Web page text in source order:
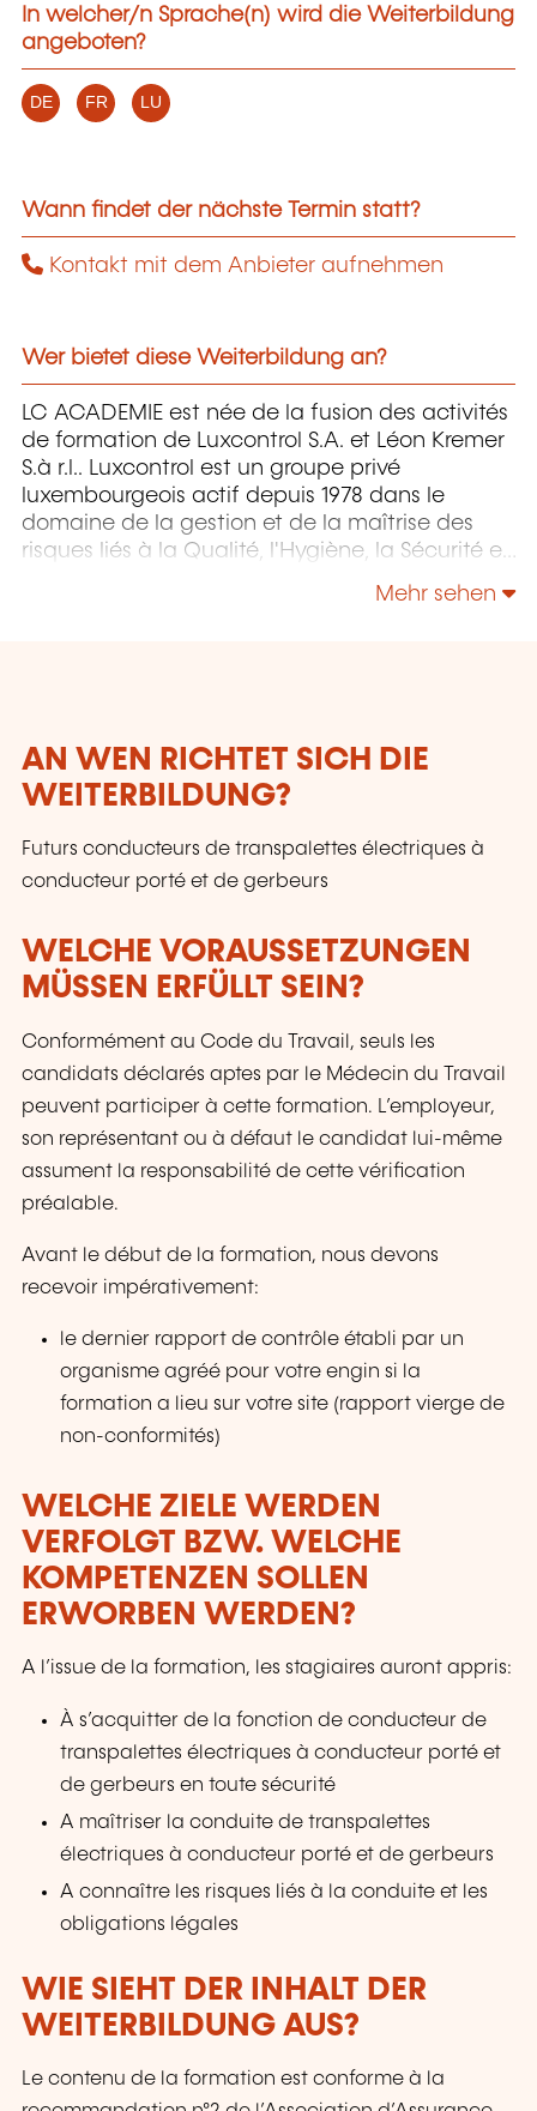
In welcher/n Sprache(n) wird die Weiterbildung
angeboten?
DE FR LU
Wann findet der nächste Termin statt?
Kontakt mit dem Anbieter aufnehmen
Wer bietet diese Weiterbildung an?
LC ACADEMIE est née de la fusion des activités
de formation de Luxcontrol S.A. et Léon Kremer
S.à r.l.. Luxcontrol est un groupe privé
luxembourgeois actif depuis 1978 dans le
domaine de la gestion et de la maîtrise des
risques liés à la Qualité, l'Hygiène, la Sécurité et
Mehr sehen
AN WEN RICHTET SICH DIE
WEITERBILDUNG?
Futurs conducteurs de transpalettes électriques à
conducteur porté et de gerbeurs
WELCHE VORAUSSETZUNGEN
MÜSSEN ERFÜLLT SEIN?
Conformément au Code du Travail, seuls les
candidats déclarés aptes par le Médecin du Travail
peuvent participer à cette formation. L’employeur,
son représentant ou à défaut le candidat lui-même
assument la responsabilité de cette vérification
préalable.
Avant le début de la formation, nous devons
recevoir impérativement:
le dernier rapport de contrôle établi par un
organisme agréé pour votre engin si la
formation a lieu sur votre site (rapport vierge de
non-conformités)
WELCHE ZIELE WERDEN
VERFOLGT BZW. WELCHE
KOMPETENZEN SOLLEN
ERWORBEN WERDEN?
A l’issue de la formation, les stagiaires auront appris:
À s’acquitter de la fonction de conducteur de
transpalettes électriques à conducteur porté et
de gerbeurs en toute sécurité
A maîtriser la conduite de transpalettes
électriques à conducteur porté et de gerbeurs
A connaître les risques liés à la conduite et les
obligations légales
WIE SIEHT DER INHALT DER
WEITERBILDUNG AUS?
Le contenu de la formation est conforme à la